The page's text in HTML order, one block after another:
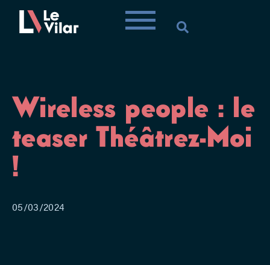
Wireless people : le
teaser Théâtrez-Moi
!
05/03/2024